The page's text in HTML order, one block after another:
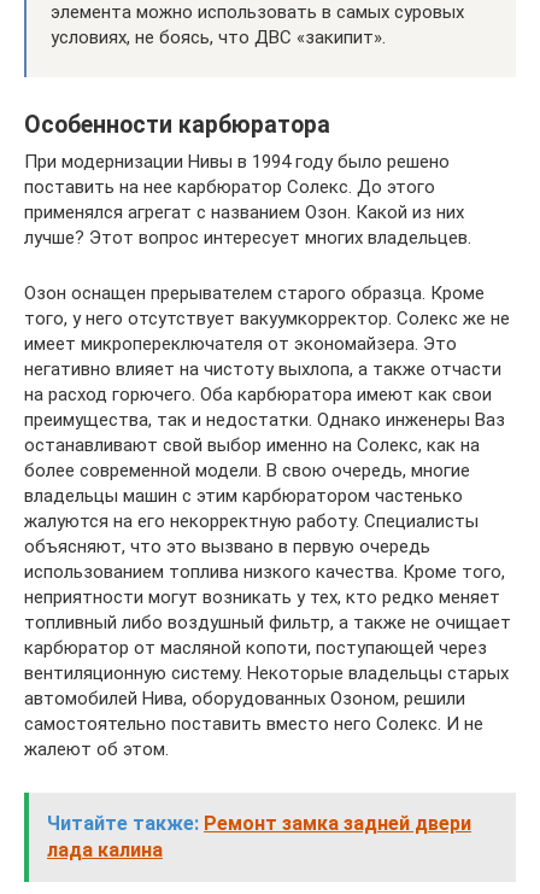
элемента можно использовать в самых суровых
условиях, не боясь, что ДВС «закипит».
Особенности карбюратора
При модернизации Нивы в 1994 году было решено
поставить на нее карбюратор Солекс. До этого
применялся агрегат с названием Озон. Какой из них
лучше? Этот вопрос интересует многих владельцев.
Озон оснащен прерывателем старого образца. Кроме
того, у него отсутствует вакуумкорректор. Солекс же не
имеет микропереключателя от экономайзера. Это
негативно влияет на чистоту выхлопа, а также отчасти
на расход горючего. Оба карбюратора имеют как свои
преимущества, так и недостатки. Однако инженеры Ваз
останавливают свой выбор именно на Солекс, как на
более современной модели. В свою очередь, многие
владельцы машин с этим карбюратором частенько
жалуются на его некорректную работу. Специалисты
объясняют, что это вызвано в первую очередь
использованием топлива низкого качества. Кроме того,
неприятности могут возникать у тех, кто редко меняет
топливный либо воздушный фильтр, а также не очищает
карбюратор от масляной копоти, поступающей через
вентиляционную систему. Некоторые владельцы старых
автомобилей Нива, оборудованных Озоном, решили
самостоятельно поставить вместо него Солекс. И не
жалеют об этом.
Читайте также: Ремонт замка задней двери
лада калина